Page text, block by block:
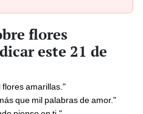
flores
este 21 de
flores amarillas."
que mil palabras de amor."